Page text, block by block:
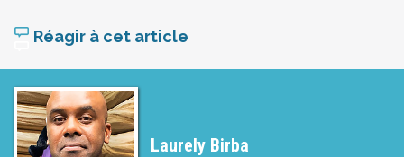
Réagir à cet article
Laurely Birba